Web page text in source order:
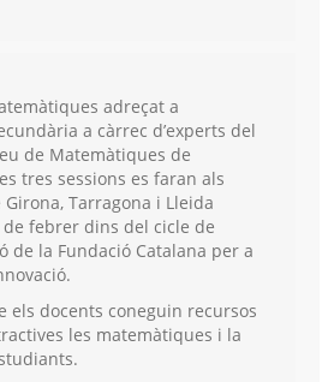
adreçat a
a càrrec d’experts del
de Matemàtiques de
tres sessions es faran als
Girona, Tarragona i Lleida
febrer dins del cicle de
de la Fundació Catalana per a
els docents coneguin recursos
les matemàtiques i la